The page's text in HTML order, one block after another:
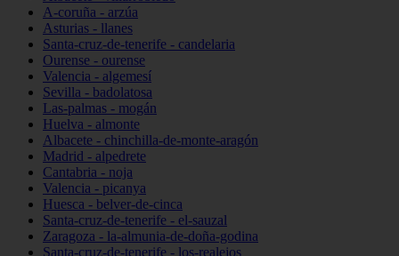
A-coruña - arzúa
Asturias - llanes
Santa-cruz-de-tenerife - candelaria
Ourense - ourense
Valencia - algemesí
Sevilla - badolatosa
Las-palmas - mogán
Huelva - almonte
Albacete - chinchilla-de-monte-aragón
Madrid - alpedrete
Cantabria - noja
Valencia - picanya
Huesca - belver-de-cinca
Santa-cruz-de-tenerife - el-sauzal
Zaragoza - la-almunia-de-doña-godina
Santa-cruz-de-tenerife - los-realejos